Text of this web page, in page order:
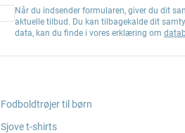
Når du indsender formularen, giver du dit
aktuelle tilbud. Du kan tilbagekalde dit
data, kan du finde i vores erklæring om
Fodboldtrøjer til børn
Sjove t-shirts